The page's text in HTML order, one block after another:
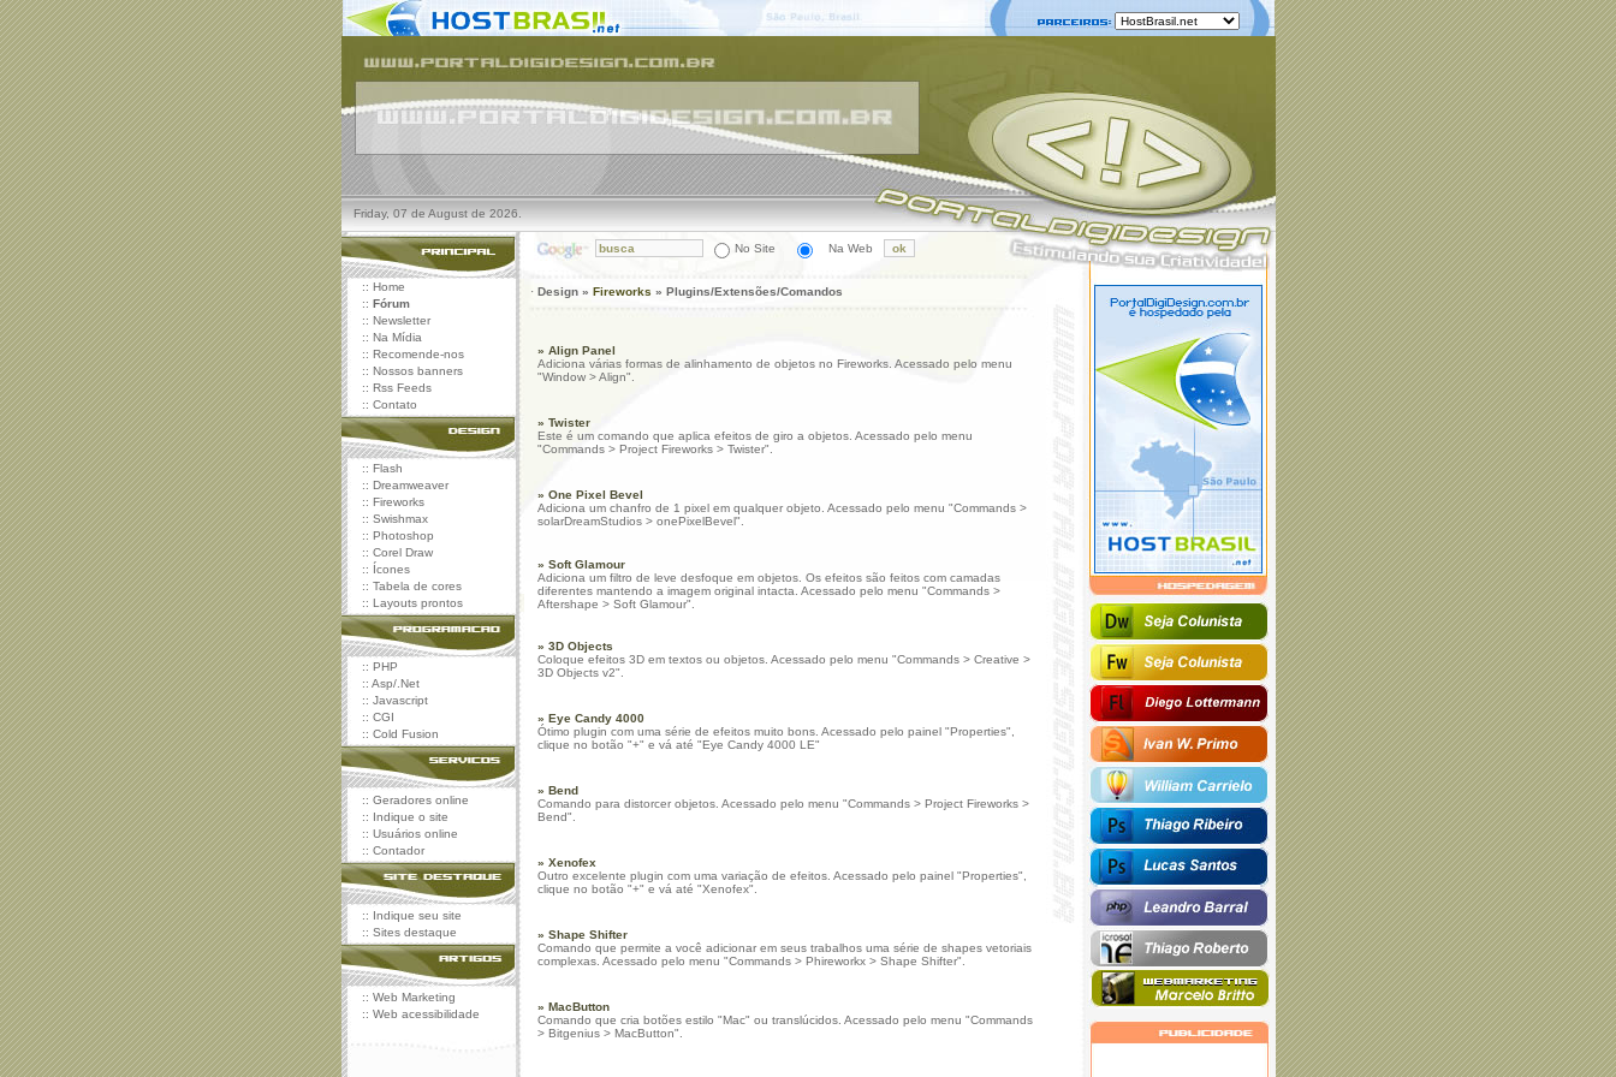
Friday, 07 de August de 2026.
No Site Na Web
:: Home
:: Fórum
:: Newsletter
:: Na Mídia
:: Recomende-nos
:: Nossos banners
:: Rss Feeds
:: Contato
:: Flash
:: Dreamweaver
:: Fireworks
:: Swishmax
:: Photoshop
:: Corel Draw
:: Ícones
:: Tabela de cores
:: Layouts prontos
:: PHP
:: Asp/.Net
:: Javascript
:: CGI
:: Cold Fusion
:: Geradores online
:: Indique o site
:: Usuários online
:: Contador
:: Indique seu site
:: Sites destaque
:: Web Marketing
:: Web acessibilidade
· Design » Fireworks » Plugins/Extensões/Comandos
» Align Panel
Adiciona várias formas de alinhamento de objetos no Fireworks. Acessado pelo menu
"Window > Align".
» Twister
Este é um comando que aplica efeitos de giro a objetos. Acessado pelo menu
"Commands > Project Fireworks > Twister".
» One Pixel Bevel
Adiciona um chanfro de 1 pixel em qualquer objeto. Acessado pelo menu "Commands >
solarDreamStudios > onePixelBevel".
» Soft Glamour
Adiciona um filtro de leve desfoque em objetos. Os efeitos são feitos com camadas
diferentes mantendo a imagem original intacta. Acessado pelo menu "Commands >
Aftershape > Soft Glamour".
» 3D Objects
Coloque efeitos 3D em textos ou objetos. Acessado pelo menu "Commands > Creative >
3D Objects v2".
» Eye Candy 4000
Ótimo plugin com uma série de efeitos muito bons. Acessado pelo painel "Properties",
clique no botão "+" e vá até "Eye Candy 4000 LE"
» Bend
Comando para distorcer objetos. Acessado pelo menu "Commands > Project Fireworks >
Bend".
» Xenofex
Outro excelente plugin com uma variação de efeitos. Acessado pelo painel "Properties",
clique no botão "+" e vá até "Xenofex".
» Shape Shifter
Comando que permite a você adicionar em seus trabalhos uma série de shapes vetoriais
complexas. Acessado pelo menu "Commands > Phireworkx > Shape Shifter".
» MacButton
Comando que cria botões estilo "Mac" ou translúcidos. Acessado pelo menu "Commands
> Bitgenius > MacButton".